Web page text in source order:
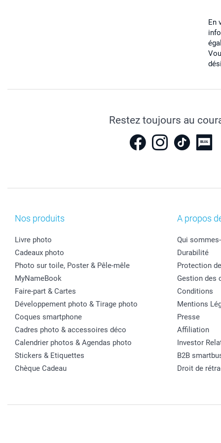
En
Restez toujours au
Nos produits
Livre photo
Cadeaux photo
Photo sur toile, Poster & Pêle-mêle
MyNameBook
Faire-part & Cartes
Développement photo & Tirage photo
Coques smartphone
Cadres photo & accessoires déco
Calendrier photos & Agendas photo
Stickers & Etiquettes
Chèque Cadeau
A propos
Qui
Durabilité
Protection
Gestion des
Conditions
Mentions
Presse
Affiliation
Investor
B2B
Droit de